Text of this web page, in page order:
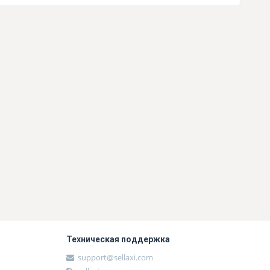
Техническая поддержка
support@sellaxi.com